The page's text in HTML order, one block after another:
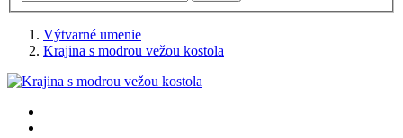
Výtvarné umenie
Krajina s modrou vežou kostola